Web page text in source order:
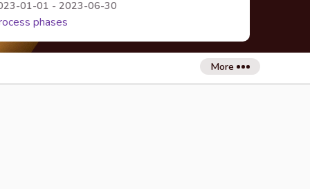
01-01 - 2023-06-30
phases
More